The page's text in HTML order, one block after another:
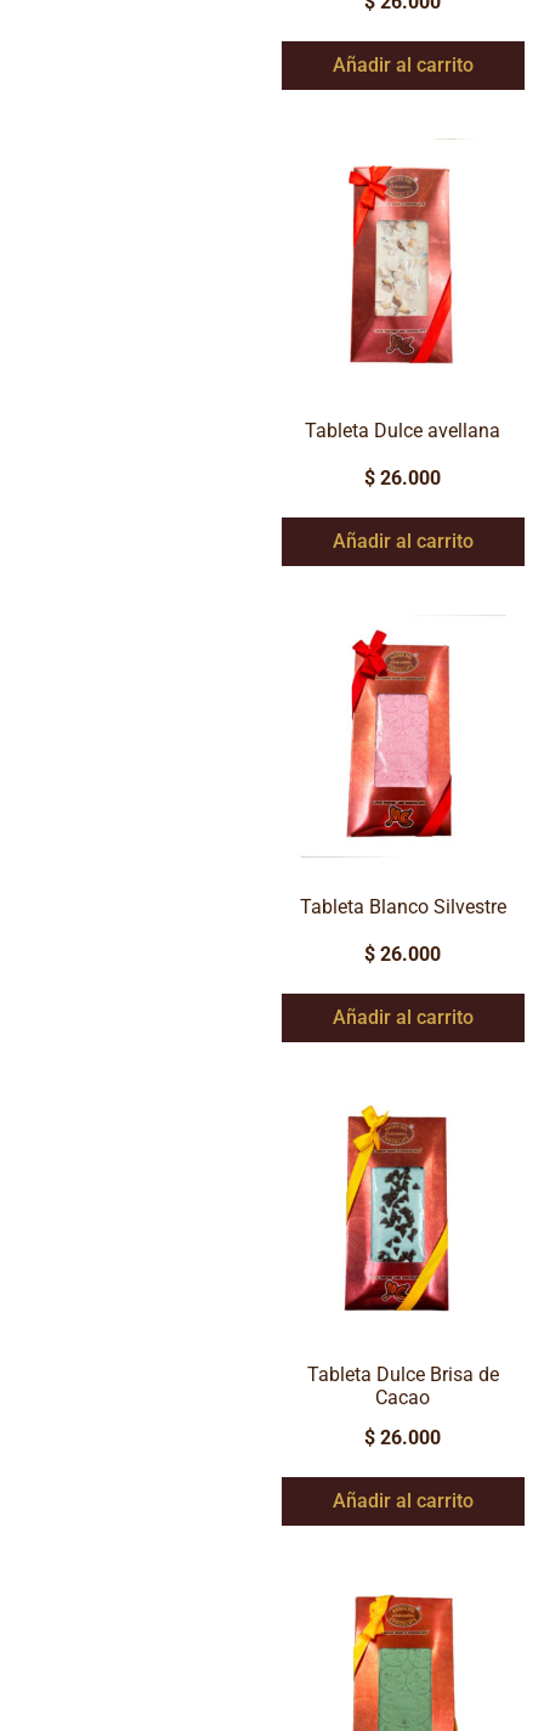
Añadir al carrito
Tableta Dulce avellana
$ 26.000
Añadir al carrito
Tableta Blanco Silvestre
$ 26.000
Añadir al carrito
Tableta Dulce Brisa de
Cacao
$ 26.000
Añadir al carrito